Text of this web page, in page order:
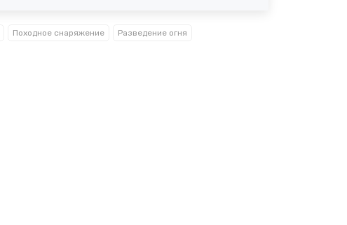
Походное снаряжение Разведение огня